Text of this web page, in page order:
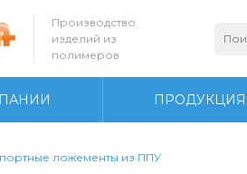
Производство
изделий из
полимеров
ПРОДУКЦИЯ
ложементы из ППУ